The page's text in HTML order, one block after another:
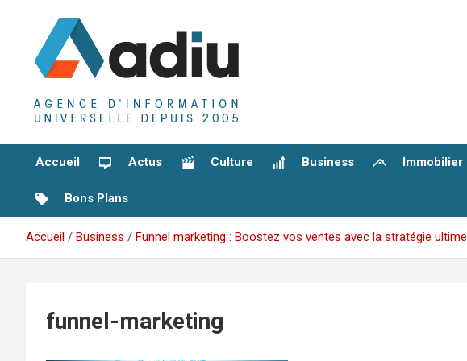
Adiu
Accueil
Actus Culture Business Immobilier
Bons Plans
Accueil Business Funnel marketing : Boostez vos ventes avec la stratégie ultime
funnel-marketing